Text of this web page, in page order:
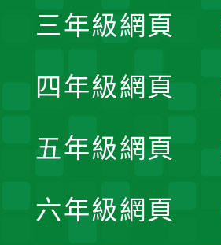
三年級網頁
四年級網頁
五年級網頁
六年級網頁